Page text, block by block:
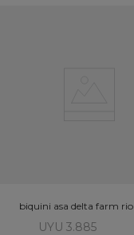
biquini asa delta farm rio
UYU 3.885